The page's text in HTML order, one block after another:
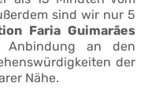
sind wir nur 5
Faria Guimarães
Anbindung an den
der
Nähe.